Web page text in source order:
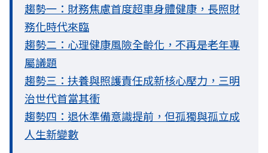
趨勢一：財務焦慮首度超車身體健康，長照財
務化時代來臨
趨勢二：心理健康風險全齡化，不再是老年專
屬議題
趨勢三：扶養與照護責任成新核心壓力，三明
治世代首當其衝
趨勢四：退休準備意識提前，但孤獨與孤立成
人生新變數